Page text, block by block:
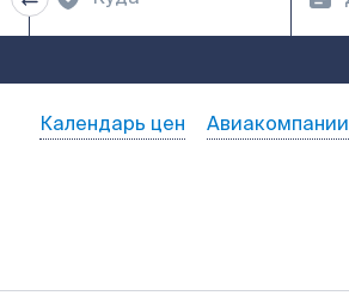
Календарь цен Авиакомпании